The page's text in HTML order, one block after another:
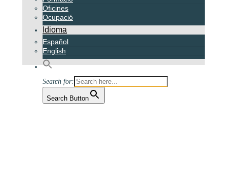
Contacte
Formació
Oficines
Ocupació
Idioma
Español
Search for: